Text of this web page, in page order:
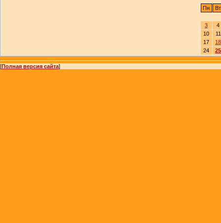
Пн Вт
3
4
10
11
17
18
24
25
[Полная версия сайта]